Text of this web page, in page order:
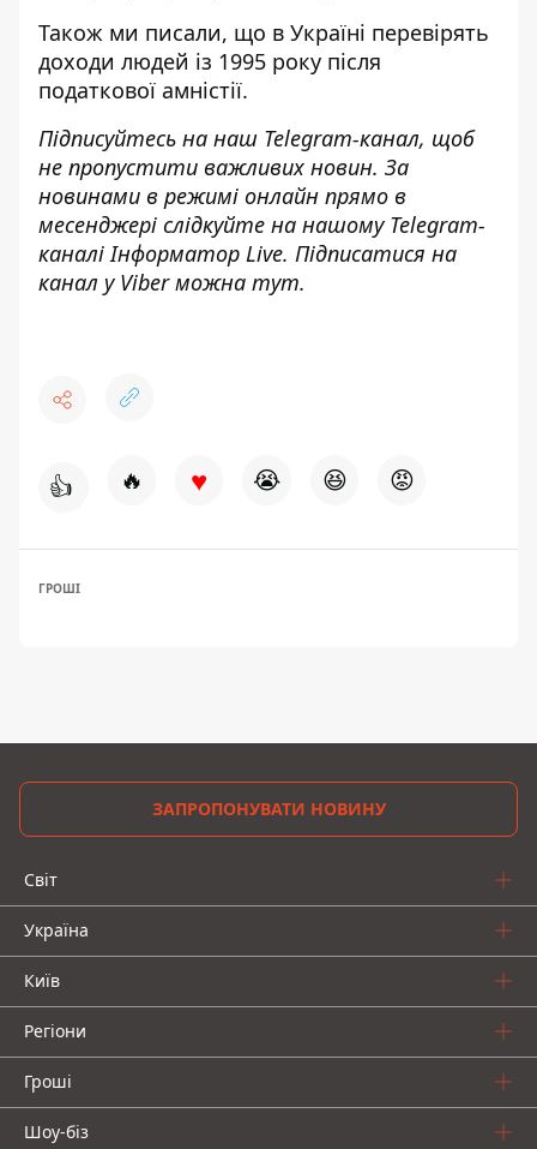
Також ми писали, що в Україні перевірять
доходи людей із 1995 року після
податкової амністії.
Підписуйтесь на наш Telegram-канал, щоб
не пропустити важливих новин. За
новинами в режимі онлайн прямо в
месенджері слідкуйте на нашому Telegram-
каналі Інформатор Live. Підписатися на
канал у Viber можна тут.
👍 🔥 ♥ 😭 😆 😡
ГРОШІ
ЗАПРОПОНУВАТИ НОВИНУ
Світ
Україна
Київ
Регіони
Гроші
Шоу-біз